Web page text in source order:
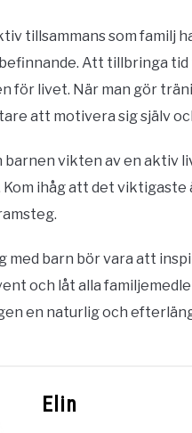
tillsammans som familj
Att tillbringa
för livet. När man gör
att motivera sig själv
barnen vikten av en aktiv
ihåg att det
med barn bör vara att
och låt alla
en naturlig och
Elin